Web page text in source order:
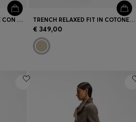
TRENCH IDROREPELLENTE CON CINTURA TRENCH RELAXED FIT IN COTONE STRETCH RESISTENTE ALL'ACQUA
€ 349,00